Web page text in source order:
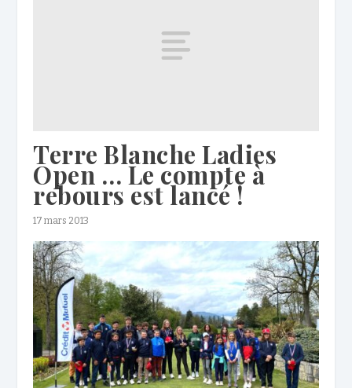
Terre Blanche Ladies
Open … Le compte à
rebours est lancé !
17 mars 2013